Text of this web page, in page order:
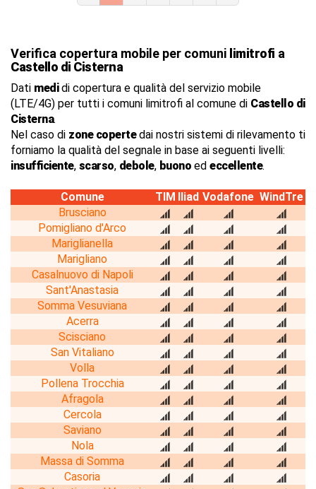
Verifica copertura mobile per comuni limitrofi a
Castello di Cisterna
Dati medidi copertura e qualità del servizio mobile
(LTE/4G) per tutti i comuni limitrofi al comune di Castello di
Cisterna.
Nel caso di zone copertedai nostri sistemi di rilevamento ti
forniamo la qualità del segnale in base ai seguenti livelli:
insufficiente, scarso, debole, buono ed eccellente.
Comune TIM Iliad Vodafone WindTre
Brusciano
Pomigliano d'Arco
Mariglianella
Marigliano
Casalnuovo di Napoli
Sant'Anastasia
Somma Vesuviana
Acerra
Scisciano
San Vitaliano
Volla
Pollena Trocchia
Afragola
Cercola
Saviano
Nola
Massa di Somma
Casoria